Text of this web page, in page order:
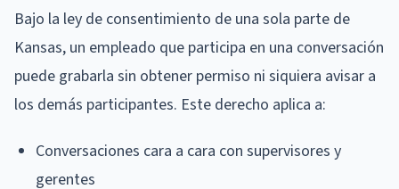
Bajo la ley de consentimiento de una sola parte de
Kansas, un empleado que participa en una conversación
puede grabarla sin obtener permiso ni siquiera avisar a
los demás participantes. Este derecho aplica a:
Conversaciones cara a cara con supervisores y
gerentes